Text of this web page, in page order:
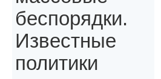
беспорядки.
Известные
политики